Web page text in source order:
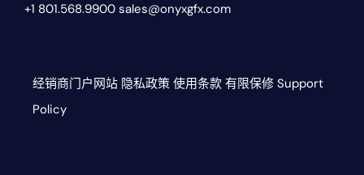
+1 801.568.9900 sales@onyxgfx.com
经销商门户网站 隐私政策 使用条款 有限保修 Support
Policy